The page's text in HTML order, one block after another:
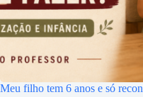
Meu filho tem 6 anos e só